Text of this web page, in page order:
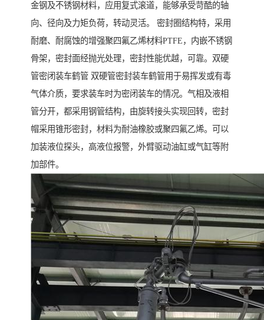
金钢及不锈钢材料，应用复式滚道，能够承受苛酷的轴
向、径向及力矩负荷，转动灵活。 密封圈结构特，采用
耐磨、耐腐蚀的增强聚四氟乙烯材料PTFE，内嵌不锈钢
骨架，密封面经抛光处理，密封性能优越，可靠。双硬
管密闭装车鹤管 双硬管密封装车鹤管用于易挥发或有毒
气体介质，要求装车时为密闭装车的情况。气相及液相
管分开，都采用钢管结构，由旋转接头实现回转，密封
帽采用锥形密封，材料为耐油橡胶或聚四氟乙烯。可以
加装液位探头，高液位报警，外臂驱动油缸或气缸等附
加部件。